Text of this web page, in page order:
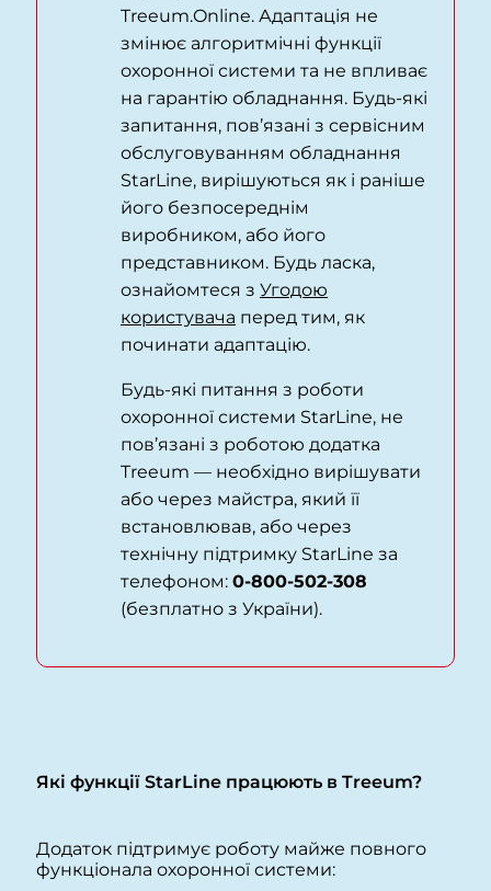
Treeum.Online. Адаптація не
змінює алгоритмічні функції
охоронної системи та не впливає
на гарантію обладнання. Будь-які
запитання, пов’язані з сервісним
обслуговуванням обладнання
StarLine, вирішуються як і раніше
його безпосереднім
виробником, або його
представником. Будь ласка,
ознайомтеся з Угодою
користувача перед тим, як
починати адаптацію.
Будь-які питання з роботи
охоронної системи StarLine, не
пов’язані з роботою додатка
Treeum — необхідно вирішувати
або через майстра, який її
встановлював, або через
технічну підтримку StarLine за
телефоном: 0-800-502-308
(безплатно з України).
Які функції StarLine працюють в Treeum?
Додаток підтримує роботу майже повного
функціонала охоронної системи: